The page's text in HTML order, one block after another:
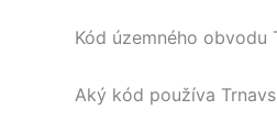
Kód územného obvodu
Aký kód používa